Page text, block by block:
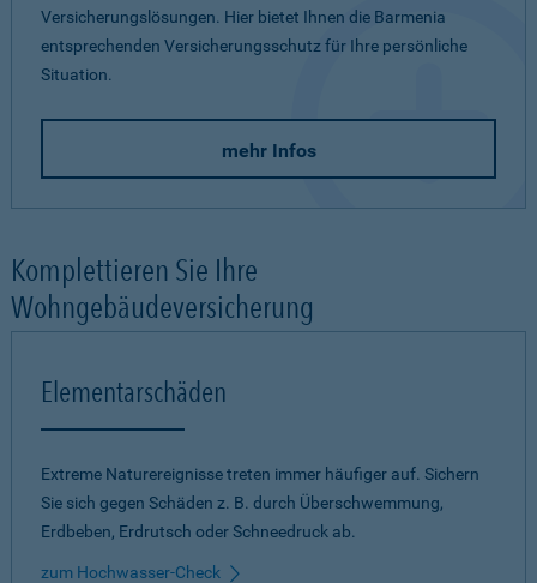
Versicherungslösungen. Hier bietet Ihnen die Barmenia
entsprechenden Versicherungsschutz für Ihre persönliche
Situation.
mehr Infos
Komplettieren Sie Ihre
Wohngebäudeversicherung
Elementarschäden
Extreme Naturereignisse treten immer häufiger auf. Sichern
Sie sich gegen Schäden z. B. durch Überschwemmung,
Erdbeben, Erdrutsch oder Schneedruck ab.
zum Hochwasser-Check